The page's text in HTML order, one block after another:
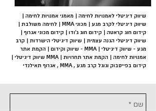
שיווק דיגיטלי לאמנויות לחימה | מאמני אמנויות לחימה |
שיווק דיגיטלי לקרב מגע | מכוני MMA | לחימה משולבת |
קידום חוג קראטה | קידום חוג ג'ודו | קידום מכוני אגרוף |
שיווק דיגיטלי הגנה עצמית | שיווק דיגיטלי הישרדות | קרב
מגע - שיווק דיגיטלי | MMA - שיווק וקידום | הקמת אתר
אמנויות לחימה | הקמת אתר תחרויות | MMA שיווק דיגיטלי |
קידום בפייסבוק וגוגל קרב מגע , MMA , אגרוף תאילנדי